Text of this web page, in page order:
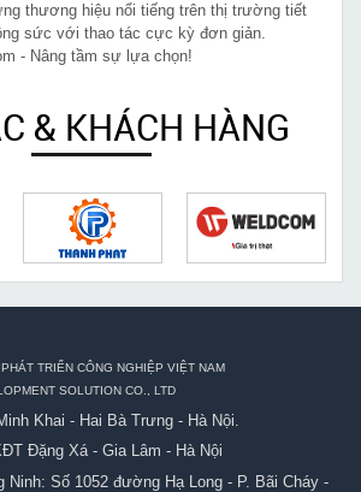
thương hiệu nổi tiếng trên thị trường tiết
sức với thao tác cực kỳ đơn giản.
- Nâng tầm sự lựa chọn!
& KHÁCH HÀNG
TRIỂN CÔNG NGHIỆP VIỆT NAM
SOLUTION CO., LTD
Khai - Hai Bà Trưng - Hà Nội.
Đặng Xá - Gia Lâm - Hà Nội
Ninh: Số 1052 đường Hạ Long - P. Bãi Cháy -